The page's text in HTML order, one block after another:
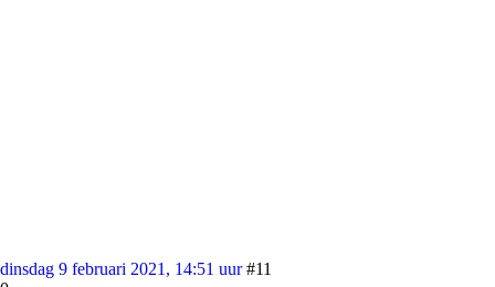
dinsdag 9 februari 2021, 14:51 uur #11